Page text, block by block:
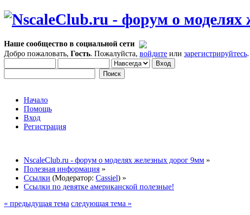
Наше сообщество в социальной сети
Добро пожаловать, Гость. Пожалуйста, войдите или зарегистрируйтесь.
Начало
Помощь
Вход
Регистрация
NscaleClub.ru - форум о моделях железных дорог 9мм »
Полезная информация »
Ссылки (Модератор: Cassiel) »
Ссылки по девятке американской полезные!
« предыдущая тема следующая тема »